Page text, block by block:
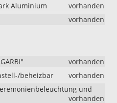
Aluminium
vorhanden
vorhanden
vorhanden
beheizbar
vorhanden
und
vorhanden